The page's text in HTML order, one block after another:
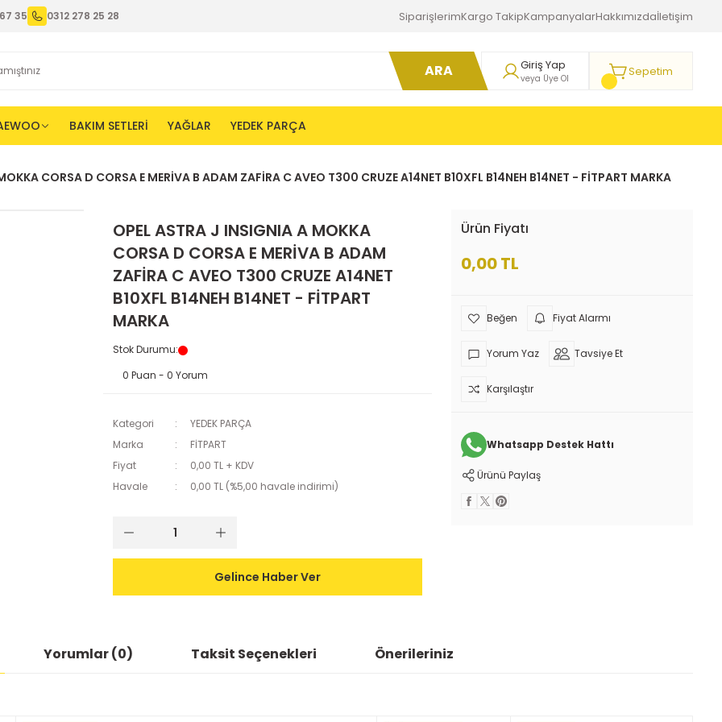
35 0312 278 25 28 SiparişlerimKargo TakipKampanyalarHakkımızdaİletişim
ARA Giriş Yap
veya Üye Ol Sepetim
BAKIM SETLERİ YAĞLAR YEDEK PARÇA
CORSA D CORSA E MERİVA B ADAM ZAFİRA C AVEO T300 CRUZE A14NET B10XFL B14NEH B14NET - FİTPART MARKA
OPEL ASTRA J INSIGNIA A MOKKA
CORSA D CORSA E MERİVA B ADAM
ZAFİRA C AVEO T300 CRUZE A14NET
B10XFL B14NEH B14NET - FİTPART
MARKA
Stok Durumu:
0 Puan - 0 Yorum
Kategori
YEDEK PARÇA
Marka
FİTPART
Fiyat
0,00 TL + KDV
Havale
0,00 TL (%5,00 havale indirimi)
Gelince Haber Ver
Ürün Fiyatı
0,00 TL
Fiyat Alarmı
Yorum Yaz Tavsiye Et
Karşılaştır
Whatsapp Destek Hattı
Ürünü Paylaş
Yorumlar (0) Taksit Seçenekleri Önerileriniz